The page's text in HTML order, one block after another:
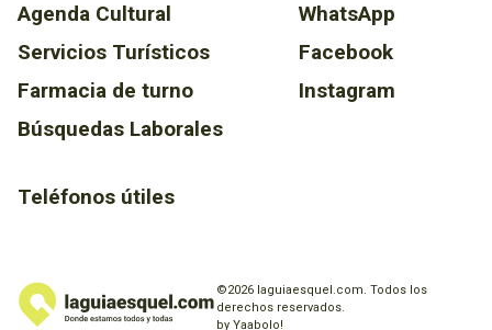
Agenda Cultural
Servicios Turísticos
Farmacia de turno
Búsquedas Laborales
Teléfonos útiles
WhatsApp
Facebook
Instagram
©2026 laguiaesquel.com. Todos los
derechos reservados.
by Yaabolo!